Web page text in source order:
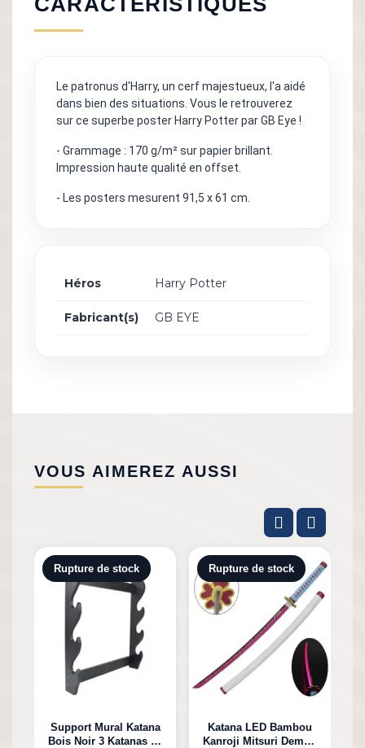
Le patronus d'Harry, un cerf majestueux, l'a aidé
dans bien des situations. Vous le retrouverez
sur ce superbe poster Harry Potter par GB Eye !
- Grammage : 170 g/m² sur papier brillant.
Impression haute qualité en offset.
- Les posters mesurent 91,5 x 61 cm.
Héros Harry Potter
Fabricant(s) GB EYE
VOUS AIMEREZ AUSSI
Rupture de stock
Support Mural Katana
Bois Noir 3 Katanas en
Rupture de stock
Katana LED Bambou
Kanroji Mitsuri Demon